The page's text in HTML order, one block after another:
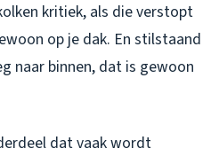
kritiek, als die verstopt
op je dak. En stilstaand
naar binnen, dat is gewoon
dat vaak wordt